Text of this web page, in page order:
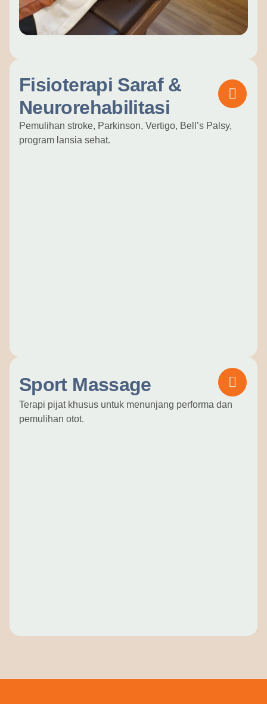
Fisioterapi Saraf &
Neurorehabilitasi
Pemulihan stroke, Parkinson, Vertigo, Bell’s Palsy,
program lansia sehat.
Sport Massage
Terapi pijat khusus untuk menunjang performa dan
pemulihan otot.